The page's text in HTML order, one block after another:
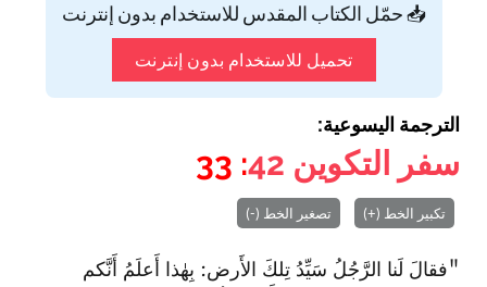
📥 حمّل الكتاب المقدس للاستخدام بدون إنترنت
تحميل للاستخدام بدون إنترنت
الترجمة اليسوعية:
سفر التكوين 42
: 33
تكبير الخط (+) تصغير الخط (-)
"فقالَ لَنا الرَّجُلُ سَيِّدُ تِلكَ الأَرض: بِهٰذا أَعلَمُ أَنَّكم